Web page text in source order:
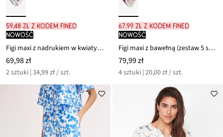
59,48 zł z kodem FINED
nowość
Figi maxi z nadrukiem w kwiaty (2 szt.)
69,98 zł
2 sztuki | 34,99 zł / szt.
67,99 zł z kodem FINED
nowość
Figi maxi z bawełną (zestaw 5 szt.)
79,99 zł
4 sztuki | 20,00 zł / szt.